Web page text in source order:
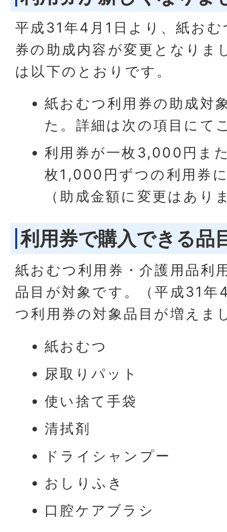
平成31年4月1日より、紙お
券の助成内容が変更となりま
は以下のとおりです。
紙おむつ利用券の助成対
た。詳細は次の項目にて
利用券が一枚3,000円ま
枚1,000円ずつの利用券
（助成金額に変更はあり
利用券で購入できる品
紙おむつ利用券・介護用品利
品目が対象です。（平成31年
つ利用券の対象品目が増えま
紙おむつ
尿取りパット
使い捨て手袋
清拭剤
ドライシャンプー
おしりふき
口腔ケアブラシ